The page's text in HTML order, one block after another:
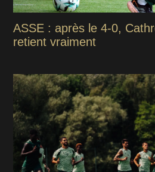
ASSE : après le 4-0,
retient vraiment